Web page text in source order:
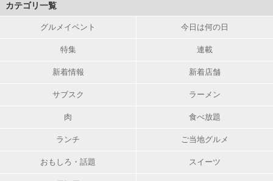
カテゴリ一覧
グルメイベント 今日は何の日
特集 連載
新着情報 新着店舗
サブスク ラーメン
肉 食べ放題
ランチ ご当地グルメ
おもしろ・話題 スイーツ